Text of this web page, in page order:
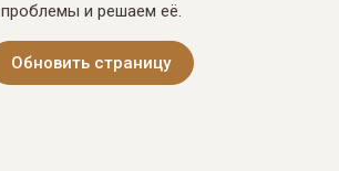
проблемы и решаем её.
Обновить страницу